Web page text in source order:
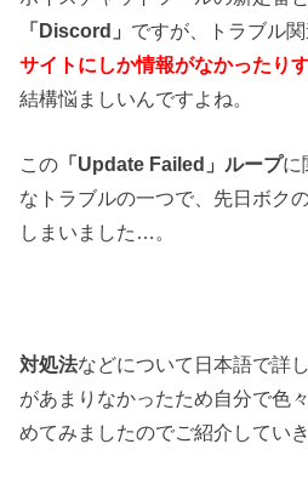
「Discord」 ですが、トラブル
サイトにしか情報がなかったり
結構悩ましいんですよね。
この 「Update Failed」ループに
なトラブルの一つで、先日ボク
しまいました…。
対処法などについて日本語で詳
があまりなかったため自分で色
めてみましたのでご紹介してい